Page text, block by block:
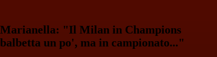
Marianella: "Il Milan in Champions
balbetta un po', ma in campionato..."